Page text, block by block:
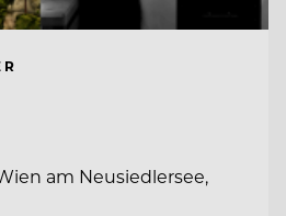
am Neusiedlersee,